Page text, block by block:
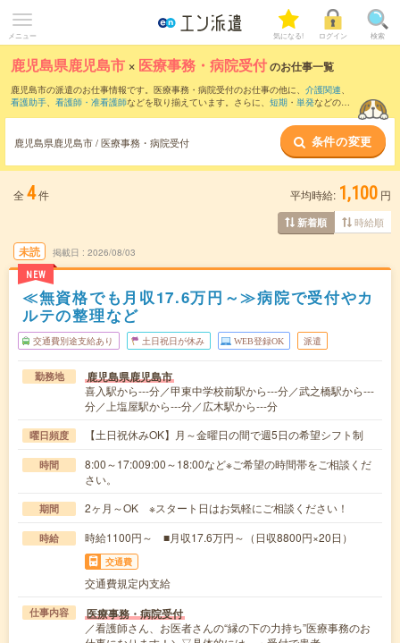
メニュー 気になる! ログイン 検索
鹿児島県鹿児島市 × 医療事務・病院受付のお仕事一覧
鹿児島市の派遣のお仕事情報です。医療事務・病院受付のお仕事の他に、 介護関連、
看護助手、 看護師・准看護師などを取り揃えています。さらに、 短期 ・ 単発などの期
鹿児島県鹿児島市 / 医療事務・病院受付 条件の変更
全 4件 平均時給: 1,100 円
新着順 時給順
未読
NEW
掲載日 2026/08/03
≪無資格でも月収17.6万円～≫病院で受付やカ
ルテの整理など
交通費別途支給あり 土日祝日が休み WEB登録OK 派遣
勤務地 鹿児島県鹿児島市
喜入駅から---分／甲東中学校前駅から---分／武之橋駅から---
分／上塩屋駅から---分／広木駅から---分
曜日頻度 【土日祝休みOK】月～金曜日の間で週5日の希望シフト制
時間
8:00～17:009:00～18:00など※ご希望の時間帯をご相談くだ
さい。
期間 2ヶ月～OK ※スタート日はお気軽にご相談ください！
時給 時給1100円～ ■月収17.6万円～（日収8800円×20日）
交通費
交通費規定内支給
仕事内容 医療事務・病院受付
／看護師さん、お医者さんの“縁の下の力持ち”医療事務のお